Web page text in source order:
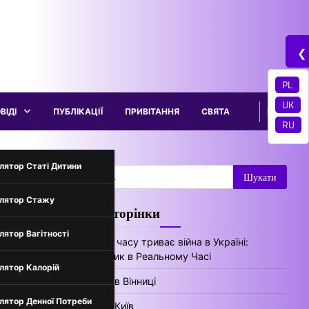
Статі Дитини
Стажу
Вагітності
Калорій
Денної Потреби
України
ПУБЛІКАЦІЇ ПРИВІТАННЯ СВЯТА
Пошук:
Цікаві сторінки
Скільки часу триває війна в Україні:
Лічильник в Реальному Часі
Погода в Вінниці
Погода Київ
❮
PL
UK
RU